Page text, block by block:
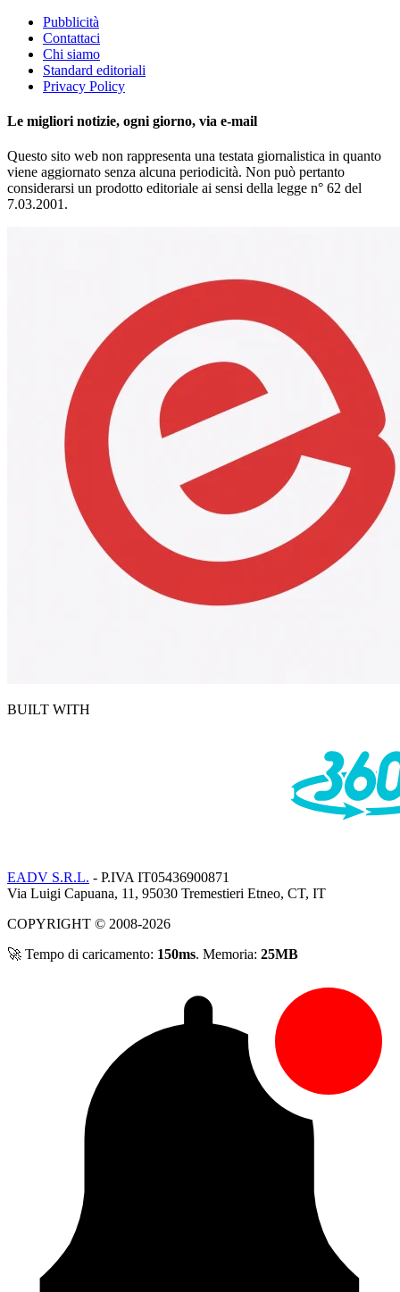
Pubblicità
Contattaci
Chi siamo
Standard editoriali
Privacy Policy
Le migliori notizie, ogni giorno, via e-mail
Questo sito web non rappresenta una testata giornalistica in quanto
viene aggiornato senza alcuna periodicità. Non può pertanto
considerarsi un prodotto editoriale ai sensi della legge n° 62 del
7.03.2001.
BUILT WITH
EADV S.R.L. - P.IVA IT05436900871
Via Luigi Capuana, 11, 95030 Tremestieri Etneo, CT, IT
COPYRIGHT © 2008-2026
🚀 Tempo di caricamento: 150ms. Memoria: 25MB